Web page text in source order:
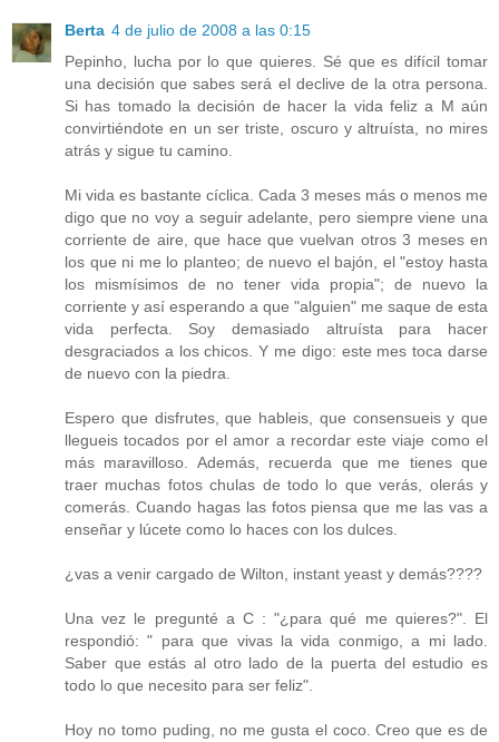
Berta 4 de julio de 2008 a las 0:15
Pepinho, lucha por lo que quieres. Sé que es difícil tomar
una decisión que sabes será el declive de la otra persona.
Si has tomado la decisión de hacer la vida feliz a M aún
convirtiéndote en un ser triste, oscuro y altruísta, no mires
atrás y sigue tu camino.
Mi vida es bastante cíclica. Cada 3 meses más o menos me
digo que no voy a seguir adelante, pero siempre viene una
corriente de aire, que hace que vuelvan otros 3 meses en
los que ni me lo planteo; de nuevo el bajón, el "estoy hasta
los mismísimos de no tener vida propia"; de nuevo la
corriente y así esperando a que "alguien" me saque de esta
vida perfecta. Soy demasiado altruísta para hacer
desgraciados a los chicos. Y me digo: este mes toca darse
de nuevo con la piedra.
Espero que disfrutes, que hableis, que consensueis y que
llegueis tocados por el amor a recordar este viaje como el
más maravilloso. Además, recuerda que me tienes que
traer muchas fotos chulas de todo lo que verás, olerás y
comerás. Cuando hagas las fotos piensa que me las vas a
enseñar y lúcete como lo haces con los dulces.
¿vas a venir cargado de Wilton, instant yeast y demás????
Una vez le pregunté a C : "¿para qué me quieres?". El
respondió: " para que vivas la vida conmigo, a mi lado.
Saber que estás al otro lado de la puerta del estudio es
todo lo que necesito para ser feliz".
Hoy no tomo puding, no me gusta el coco. Creo que es de